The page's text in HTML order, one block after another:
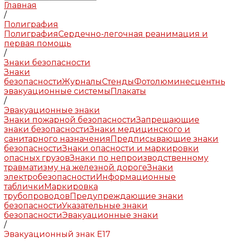
Главная
/
Полиграфия
ПолиграфияСердечно-легочная реанимация и
первая помощь
/
Знаки безопасности
Знаки
безопасностиЖурналыСтенды
эвакуационные системыПлакаты
/
Эвакуационные знаки
Знаки пожарной безопасностиЗапрещающие
знаки безопасностиЗнаки медицинского и
санитарного назначенияПредписывающие знаки
безопасностиЗнаки опасности и маркировки
опасных грузовЗнаки по непроизводственному
травматизму на железной дорогеЗнаки
электробезопасностиИнформационные
табличкиМаркировка
трубопроводовПредупреждающие знаки
безопасностиУказательные знаки
безопасностиЭвакуационные знаки
/
Эвакуационный знак E17